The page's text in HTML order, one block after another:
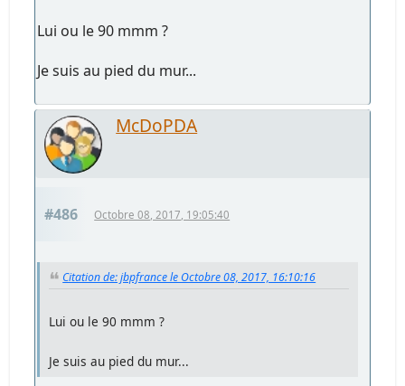
Lui ou le 90 mmm ?
Je suis au pied du mur...
McDoPDA
#486 Octobre 08, 2017, 19:05:40
Citation de: jbpfrance le Octobre 08, 2017, 16:10:16
Lui ou le 90 mmm ?
Je suis au pied du mur...